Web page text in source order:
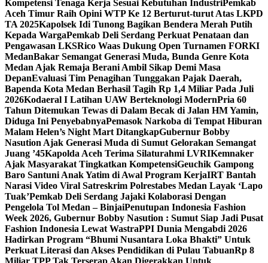
Kompetensi Tenaga Kerja Sesuai Kebutuhan IndustriPemkab
Aceh Timur Raih Opini WTP Ke 12 Berturut-turut Atas LKPD
TA 2025Kapolsek Idi Tunong Bagikan Bendera Merah Putih
Kepada WargaPemkab Deli Serdang Perkuat Penataan dan
Pengawasan LKSRico Waas Dukung Open Turnamen FORKI
MedanBakar Semangat Generasi Muda, Bunda Genre Kota
Medan Ajak Remaja Berani Ambil Sikap Demi Masa
DepanEvaluasi Tim Penagihan Tunggakan Pajak Daerah,
Bapenda Kota Medan Berhasil Tagih Rp 1,4 Miliar Pada Juli
2026Kodaeral I Latihan UAW Berteknologi ModernPria 60
Tahun Ditemukan Tewas di Dalam Becak di Jalan HM Yamin,
Diduga Ini PenyebabnyaPemasok Narkoba di Tempat Hiburan
Malam Helen’s Night Mart DitangkapGubernur Bobby
Nasution Ajak Generasi Muda di Sumut Gelorakan Semangat
Juang ’45Kapolda Aceh Terima Silaturahmi LVRIKemnaker
Ajak Masyarakat Tingkatkan KompetensiGeuchik Gampong
Baro Santuni Anak Yatim di Awal Program KerjaIRT Bantah
Narasi Video Viral Satreskrim Polrestabes Medan Layak ‘Lapo
Tuak’Pemkab Deli Serdang Jajaki Kolaborasi Dengan
Pengelola Tol Medan – BinjaiPenutupan Indonesia Fashion
Week 2026, Gubernur Bobby Nasution : Sumut Siap Jadi Pusat
Fashion Indonesia Lewat WastraPPI Dunia Mengabdi 2026
Hadirkan Program “Bhumi Nusantara Loka Bhakti” Untuk
Perkuat Literasi dan Akses Pendidikan di Pulau TabuanRp 8
Miliar TPP Tak Terserap Akan Digerakkan Untuk